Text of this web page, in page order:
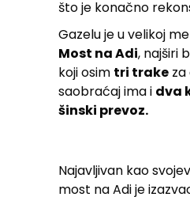
što je konačno
Gazelu je u velikoj
Most na Adi, najširi
koji osim tri trake
saobraćaj ima i dva
šinski prevoz.
Najavljivan kao
most na Adi je